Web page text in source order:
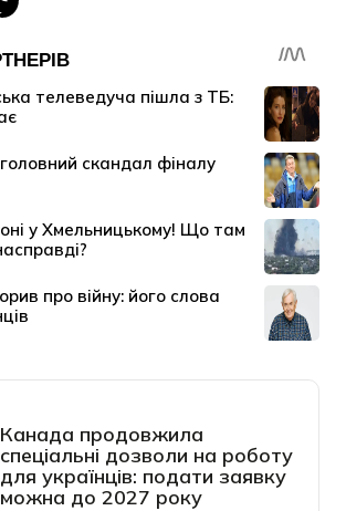
Канада продовжила
спеціальні дозволи на роботу
для українців: подати заявку
можна до 2027 року